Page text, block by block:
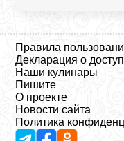
Правила
Декларация о
Наши кулинары
Пишите
О проекте
Новости сайта
Политика